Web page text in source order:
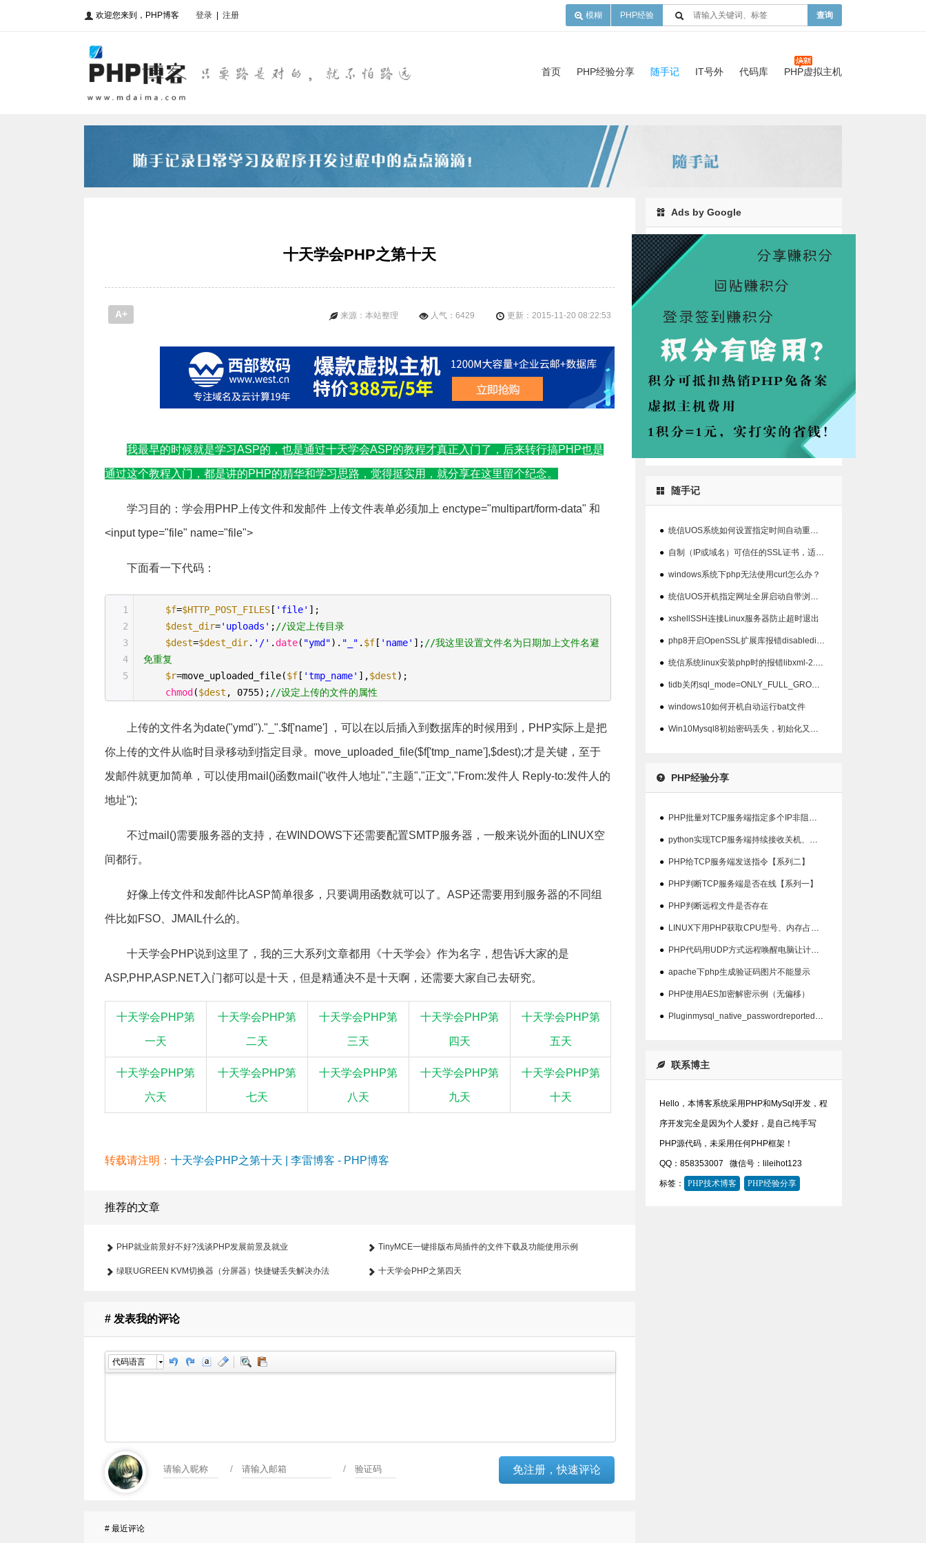
欢迎您来到，PHP博客 登录 注册 模糊 PHP经验 查询
首页 PHP经验分享 随手记 IT号外 代码库 PHP虚拟主机
十天学会PHP之第十天
更新：2015-11-20 08:22:53
人气：6429
来源：本站整理
A+
我最早的时候就是学习ASP的，也是通过十天学会ASP的教程才真正入门了，后来转行搞PHP也是
通过这个教程入门，都是讲的PHP的精华和学习思路，觉得挺实用，就分享在这里留个纪念。
学习目的：学会用PHP上传文件和发邮件 上传文件表单必须加上 enctype="multipart/form-data" 和
<input type="file" name="file">
下面看一下代码：
1
2
3
4
5
$f=$HTTP_POST_FILES [ 'file' ];
$dest_dir='uploads' ; //设定上传目录
$dest=$dest_dir. '/' . date( "ymd"). "_" . $f [ 'name' ]; //我这里设置文件名为日期加上文件名避
免重复
$r=move_uploaded_file($f [ 'tmp_name' ],$dest);
chmod ($dest , 0755); //设定上传的文件的属性
上传的文件名为date("ymd")."_".$f['name'] ，可以在以后插入到数据库的时候用到，PHP实际上是把
你上传的文件从临时目录移动到指定目录。move_uploaded_file($f['tmp_name'],$dest);才是关键，至于
发邮件就更加简单，可以使用mail()函数mail("收件人地址","主题","正文","From:发件人 Reply-to:发件人的
地址");
不过mail()需要服务器的支持，在WINDOWS下还需要配置SMTP服务器，一般来说外面的LINUX空
间都行。
好像上传文件和发邮件比ASP简单很多，只要调用函数就可以了。ASP还需要用到服务器的不同组
件比如FSO、JMAIL什么的。
十天学会PHP说到这里了，我的三大系列文章都用《十天学会》作为名字，想告诉大家的是
ASP,PHP,ASP.NET入门都可以是十天，但是精通决不是十天啊，还需要大家自己去研究。
十天学会PHP第
一天
十天学会PHP第
二天
十天学会PHP第
三天
十天学会PHP第
四天
十天学会PHP第
五天
十天学会PHP第
六天
十天学会PHP第
七天
十天学会PHP第
八天
十天学会PHP第
九天
十天学会PHP第
十天
转载请注明： 十天学会PHP之第十天 | 李雷博客 - PHP博客
推荐的文章
PHP就业前景好不好?浅谈PHP发展前景及就业 TinyMCE一键排版布局插件的文件下载及功能使用示例
绿联UGREEN KVM切换器（分屏器）快捷键丢失解决办法 十天学会PHP之第四天
# 发表我的评论
代码语言
/ /
# 最近评论
Ads by Google
随手记
● 统信UOS系统如何设置指定时间自动重启系统的方法
● 自制（IP或域名）可信任的SSL证书，适用360、chrome等浏览器
● windows系统下php无法使用curl怎么办？
● 统信UOS开机指定网址全屏启动自带浏览器以及屏蔽ALT+F4关闭
● xshellSSH连接Linux服务器防止超时退出
● php8开启OpenSSL扩展库报错disabledinstallext
● 统信系统linux安装php时的报错libxml-2.0>=2.7.6
● tidb关闭sql_mode=ONLY_FULL_GROUP_BY模式
● windows10如何开机自动运行bat文件
● Win10Mysql8初始密码丢失，初始化又不显示密码
PHP经验分享
● PHP批量对TCP服务端指定多个IP非阻塞检查在线状态
● python实现TCP服务端持续接收关机、重启指令并输出结果【系列三】
● PHP给TCP服务端发送指令【系列二】
● PHP判断TCP服务端是否在线【系列一】
● PHP判断远程文件是否存在
● LINUX下用PHP获取CPU型号、内存占用、硬盘占用等信息代码
● PHP代码用UDP方式远程唤醒电脑让计算机开机
● apache下php生成验证码图片不能显示
● PHP使用AES加密解密示例（无偏移）
● Pluginmysql_native_passwordreported:''mysql_native_password'isdeprecate问题
联系博主
Hello，本博客系统采用PHP和MySql开发，程
序开发完全是因为个人爱好，是自己纯手写
PHP源代码，未采用任何PHP框架！
QQ：858353007 微信号：lileihot123
标签： PHP技术博客 PHP经验分享